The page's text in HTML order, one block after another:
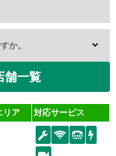
か。
舗一覧
リア 対応サービス